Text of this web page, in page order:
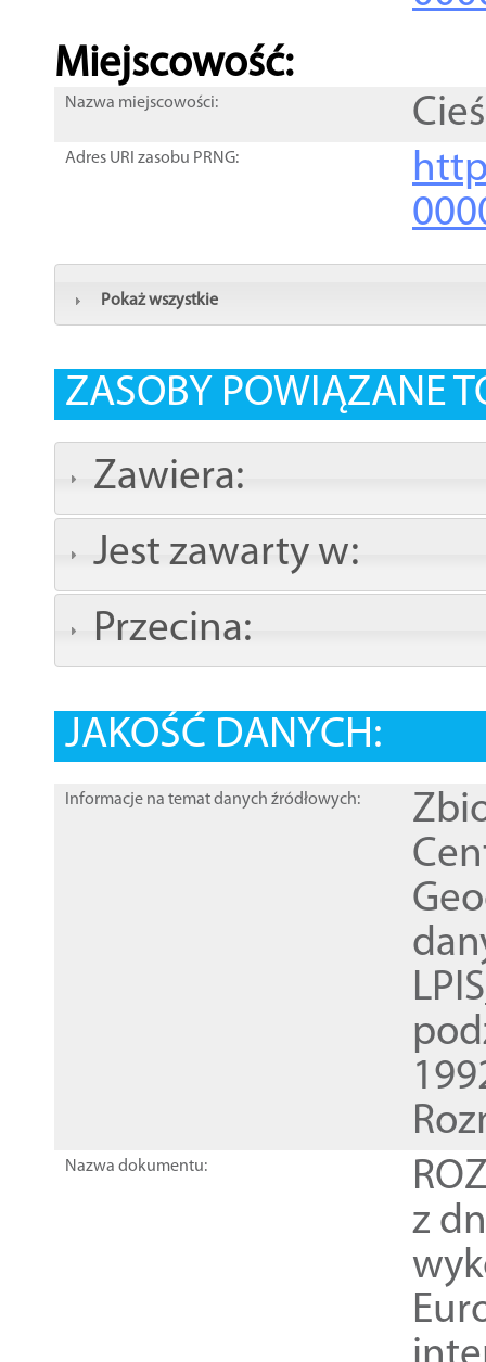
Miejscowość:
Nazwa miejscowości:
Adres URI zasobu PRNG:
Pokaż wszystkie
ZASOBY POWIĄZANE
Zawiera:
Jest zawarty w:
Przecina:
JAKOŚĆ DANYCH:
Informacje na temat danych źródłowych:
Nazwa dokumentu:
z